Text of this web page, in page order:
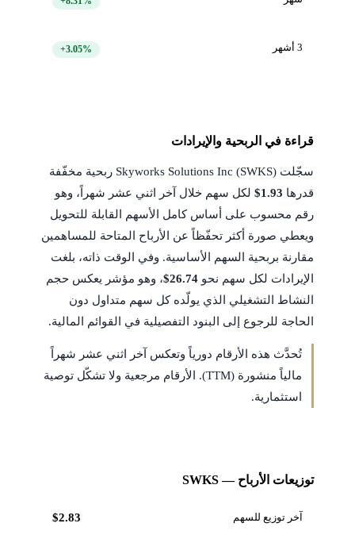
3 أشهر +3.05%
قراءة في الربحية والإيرادات
سجّلت Skyworks Solutions Inc (SWKS) ربحية مخفّفة
قدرها $1.93لكل سهم خلال آخر اثني عشر شهراً، وهو
رقم محسوب على أساس كامل الأسهم القابلة للتحويل
ويعطي صورة أكثر تحفّظاً عن الأرباح المتاحة للمساهمين
مقارنة بربحية السهم الأساسية. وفي الوقت ذاته، بلغت
الإيرادات لكل سهم نحو $26.74، وهو مؤشر يعكس حجم
النشاط التشغيلي الذي يولّده كل سهم متداول دون
الحاجة للرجوع إلى البنود التفصيلية في القوائم المالية.
تُحدَّث هذه الأرقام دورياً وتعكس آخر اثني عشر شهراً
مالياً منشورة (TTM). الأرقام مرجعية ولا تشكّل توصية
استثمارية.
توزيعات الأرباح — SWKS
آخر توزيع للسهم $2.83